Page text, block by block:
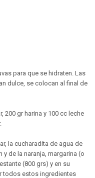
para que se hidraten. Las
dulce, se colocan al final de
200 gr harina y 100 cc leche
la cucharadita de agua de
de la naranja, margarina (o
(800 grs) y en su
todos estos ingredientes